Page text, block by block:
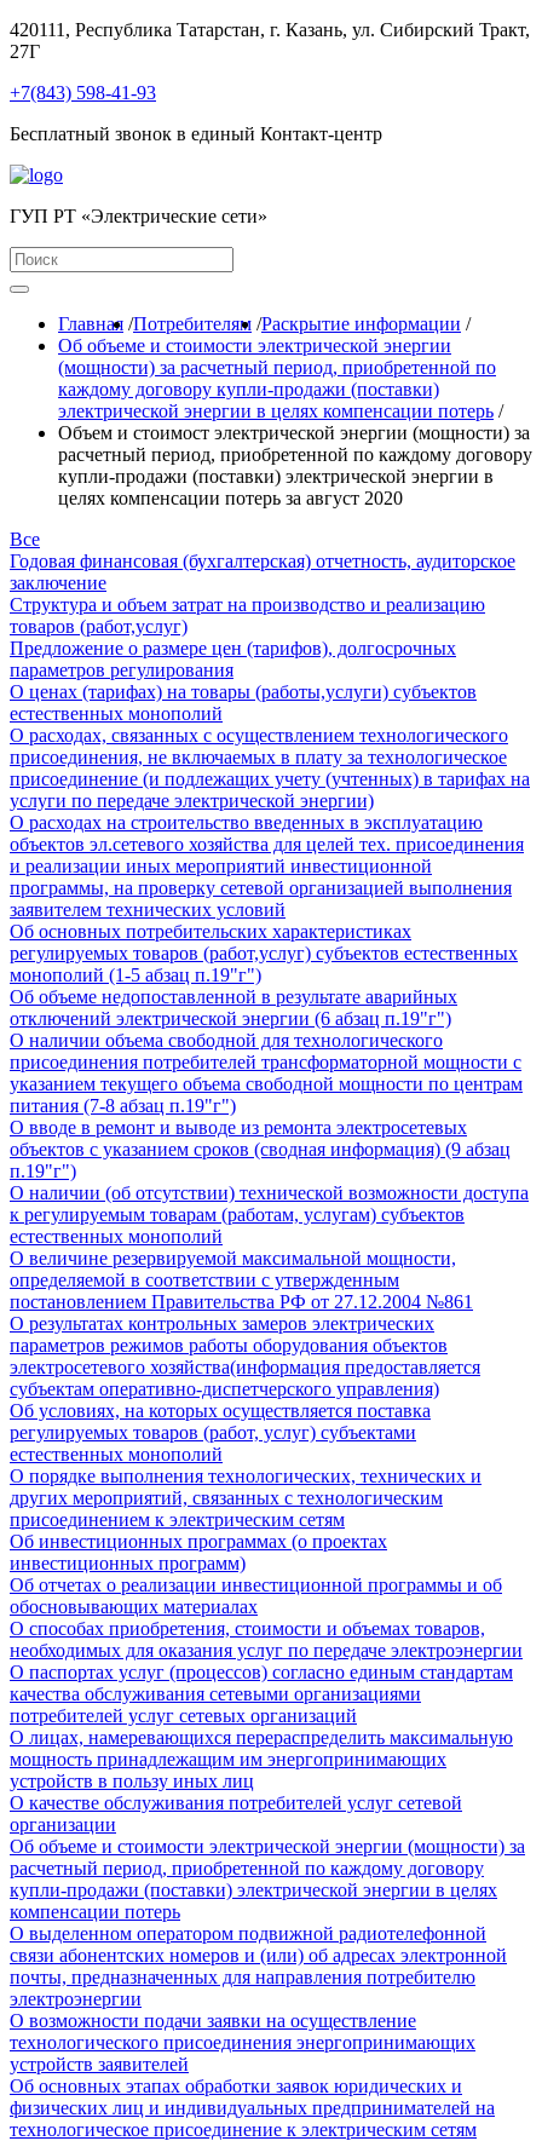
420111, Республика Татарстан, г. Казань, ул. Сибирский Тракт,
27Г
+7(843) 598-41-93
Бесплатный звонок в единый Контакт-центр
ГУП РТ «Электрические сети»
Главная /Потребителям /Раскрытие информации /
Об объеме и стоимости электрической энергии
(мощности) за расчетный период, приобретенной по
каждому договору купли-продажи (поставки)
электрической энергии в целях компенсации потерь /
Объем и стоимост электрической энергии (мощности) за
расчетный период, приобретенной по каждому договору
купли-продажи (поставки) электрической энергии в
целях компенсации потерь за август 2020
Все
Годовая финансовая (бухгалтерская) отчетность, аудиторское
заключение
Структура и объем затрат на производство и реализацию
товаров (работ,услуг)
Предложение о размере цен (тарифов), долгосрочных
параметров регулирования
О ценах (тарифах) на товары (работы,услуги) субъектов
естественных монополий
О расходах, связанных с осуществлением технологического
присоединения, не включаемых в плату за технологическое
присоединение (и подлежащих учету (учтенных) в тарифах на
услуги по передаче электрической энергии)
О расходах на строительство введенных в эксплуатацию
объектов эл.сетевого хозяйства для целей тех. присоединения
и реализации иных мероприятий инвестиционной
программы, на проверку сетевой организацией выполнения
заявителем технических условий
Об основных потребительских характеристиках
регулируемых товаров (работ,услуг) субъектов естественных
монополий (1-5 абзац п.19"г")
Об объеме недопоставленной в результате аварийных
отключений электрической энергии (6 абзац п.19"г")
О наличии объема свободной для технологического
присоединения потребителей трансформаторной мощности с
указанием текущего объема свободной мощности по центрам
питания (7-8 абзац п.19"г")
О вводе в ремонт и выводе из ремонта электросетевых
объектов с указанием сроков (сводная информация) (9 абзац
п.19"г")
О наличии (об отсутствии) технической возможности доступа
к регулируемым товарам (работам, услугам) субъектов
естественных монополий
О величине резервируемой максимальной мощности,
определяемой в соответствии с утвержденным
постановлением Правительства РФ от 27.12.2004 №861
О результатах контрольных замеров электрических
параметров режимов работы оборудования объектов
электросетевого хозяйства(информация предоставляется
субъектам оперативно-диспетчерского управления)
Об условиях, на которых осуществляется поставка
регулируемых товаров (работ, услуг) субъектами
естественных монополий
О порядке выполнения технологических, технических и
других мероприятий, связанных с технологическим
присоединением к электрическим сетям
Об инвестиционных программах (о проектах
инвестиционных программ)
Об отчетах о реализации инвестиционной программы и об
обосновывающих материалах
О способах приобретения, стоимости и объемах товаров,
необходимых для оказания услуг по передаче электроэнергии
О паспортах услуг (процессов) согласно единым стандартам
качества обслуживания сетевыми организациями
потребителей услуг сетевых организаций
О лицах, намеревающихся перераспределить максимальную
мощность принадлежащим им энергопринимающих
устройств в пользу иных лиц
О качестве обслуживания потребителей услуг сетевой
организации
Об объеме и стоимости электрической энергии (мощности) за
расчетный период, приобретенной по каждому договору
купли-продажи (поставки) электрической энергии в целях
компенсации потерь
О выделенном оператором подвижной радиотелефонной
связи абонентских номеров и (или) об адресах электронной
почты, предназначенных для направления потребителю
электроэнергии
О возможности подачи заявки на осуществление
технологического присоединения энергопринимающих
устройств заявителей
Об основных этапах обработки заявок юридических и
физических лиц и индивидуальных предпринимателей на
технологическое присоединение к электрическим сетям